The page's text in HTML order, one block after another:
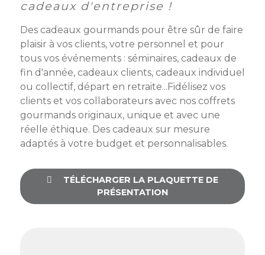
Ateliers
AEPV
Club
de
managers
intermédiaires
AEPV
au
féminin
Actualité
des
Kit
de
l’adhérent
partenaires
Offres
privilèges
Proposer
une
privilège
CONTACT
cadeaux d'entreprise !
Des cadeaux gourmands pour être sûr de faire
plaisir à vos clients, votre personnel et pour
tous vos événements : séminaires, cadeaux de
fin d'année, cadeaux clients, cadeaux individuel
ou collectif, départ en retraite...Fidélisez vos
clients et vos collaborateurs avec nos coffrets
gourmands originaux, unique et avec une
réelle éthique. Des cadeaux sur mesure
adaptés à votre budget et personnalisables.
TÉLÉCHARGER LA PLAQUETTE DE
PRÉSENTATION